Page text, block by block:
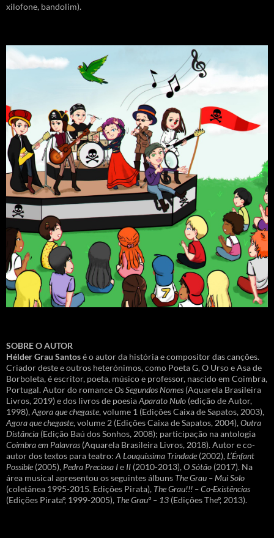
xilofone, bandolim).
SOBRE O AUTOR
Hélder Grau Santosé o autor da história e compositor das canções.
Criador deste e outros heterónimos, como Poeta G, O Urso e Asa de
Borboleta, é escritor, poeta, músico e professor, nascido em Coimbra,
Portugal. Autor do romanceOs Segundos Nomes (Aquarela Brasileira
Livros, 2019) e dos livros de poesiaAparato Nulo (edição de Autor,
1998),Agora que chegaste, volume 1 (Edições Caixa de Sapatos, 2003),
Agora que chegaste, volume 2 (Edições Caixa de Sapatos, 2004),Outra
Distância (Edição Baú dos Sonhos, 2008); participação na antologia
Coimbra em Palavras (Aquarela Brasileira Livros, 2018). Autor e co-
autor dos textos para teatro: A Louquíssima Trindade (2002),L’Énfant
Possible (2005), Pedra Preciosa Ie II (2010-2013),O Sótão (2017). Na
área musical apresentou os seguintes álbuns The Grau – Mui Solo
(coletânea 1995-2015. Edições Pirata), The Grau!!! – Co-Existências
(Edições Pirataº, 1999-2005), The Grauº – 13 (Edições Theº, 2013).